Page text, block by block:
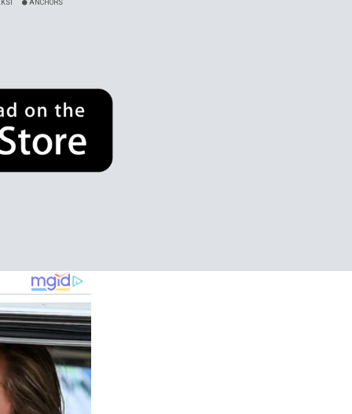
ANCHORS